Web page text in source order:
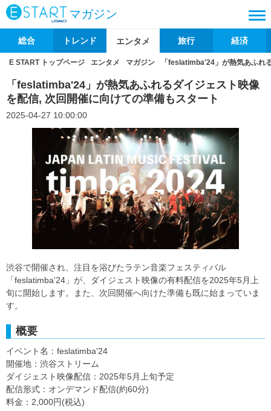
マガジン
総合 トレンド エンタメ 旅行 経済
E START トップページ エンタメ マガジン 「feslatimba'24」が熱気あふれ
「feslatimba'24」が熱気あふれるダイジェスト映像
を配信, 次回開催に向けての準備もスタート
2025-04-27 10:00:00
渋谷で開催され、注目を浴びたラテン音楽フェスティバル
「feslatimba'24」が、ダイジェスト映像の有料配信を2025年5月上
旬に開始します。また、次回開催へ向けた準備も既に始まっていま
す。
概要
イベント名：feslatimba'24
開催地：渋谷ストリーム
ダイジェスト映像配信：2025年5月上旬予定
配信形式：オンデマンド配信(約60分)
料金：2,000円(税込)